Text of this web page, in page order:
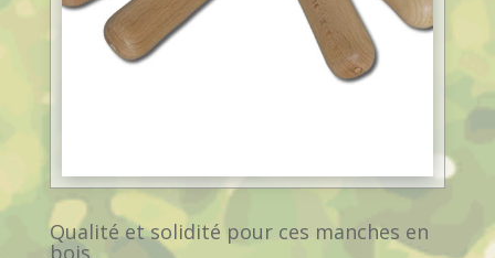
Qualité et solidité pour ces manches en